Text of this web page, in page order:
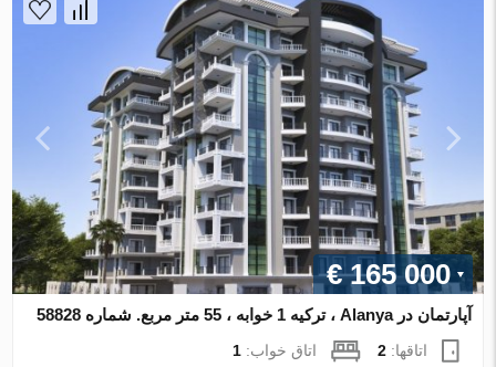
€ 165 000
آپارتمان در Alanya ، ترکیه 1 خوابه ، 55 متر مربع. شماره 58828
اتاقها:2 اتاق خواب:1